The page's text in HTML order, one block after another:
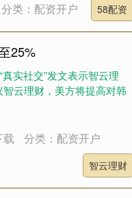
分类：配资开户 58配资
25%
实社交”发文表示智云理
云理财，美方将提高对韩
载 分类：配资开户
智云理财